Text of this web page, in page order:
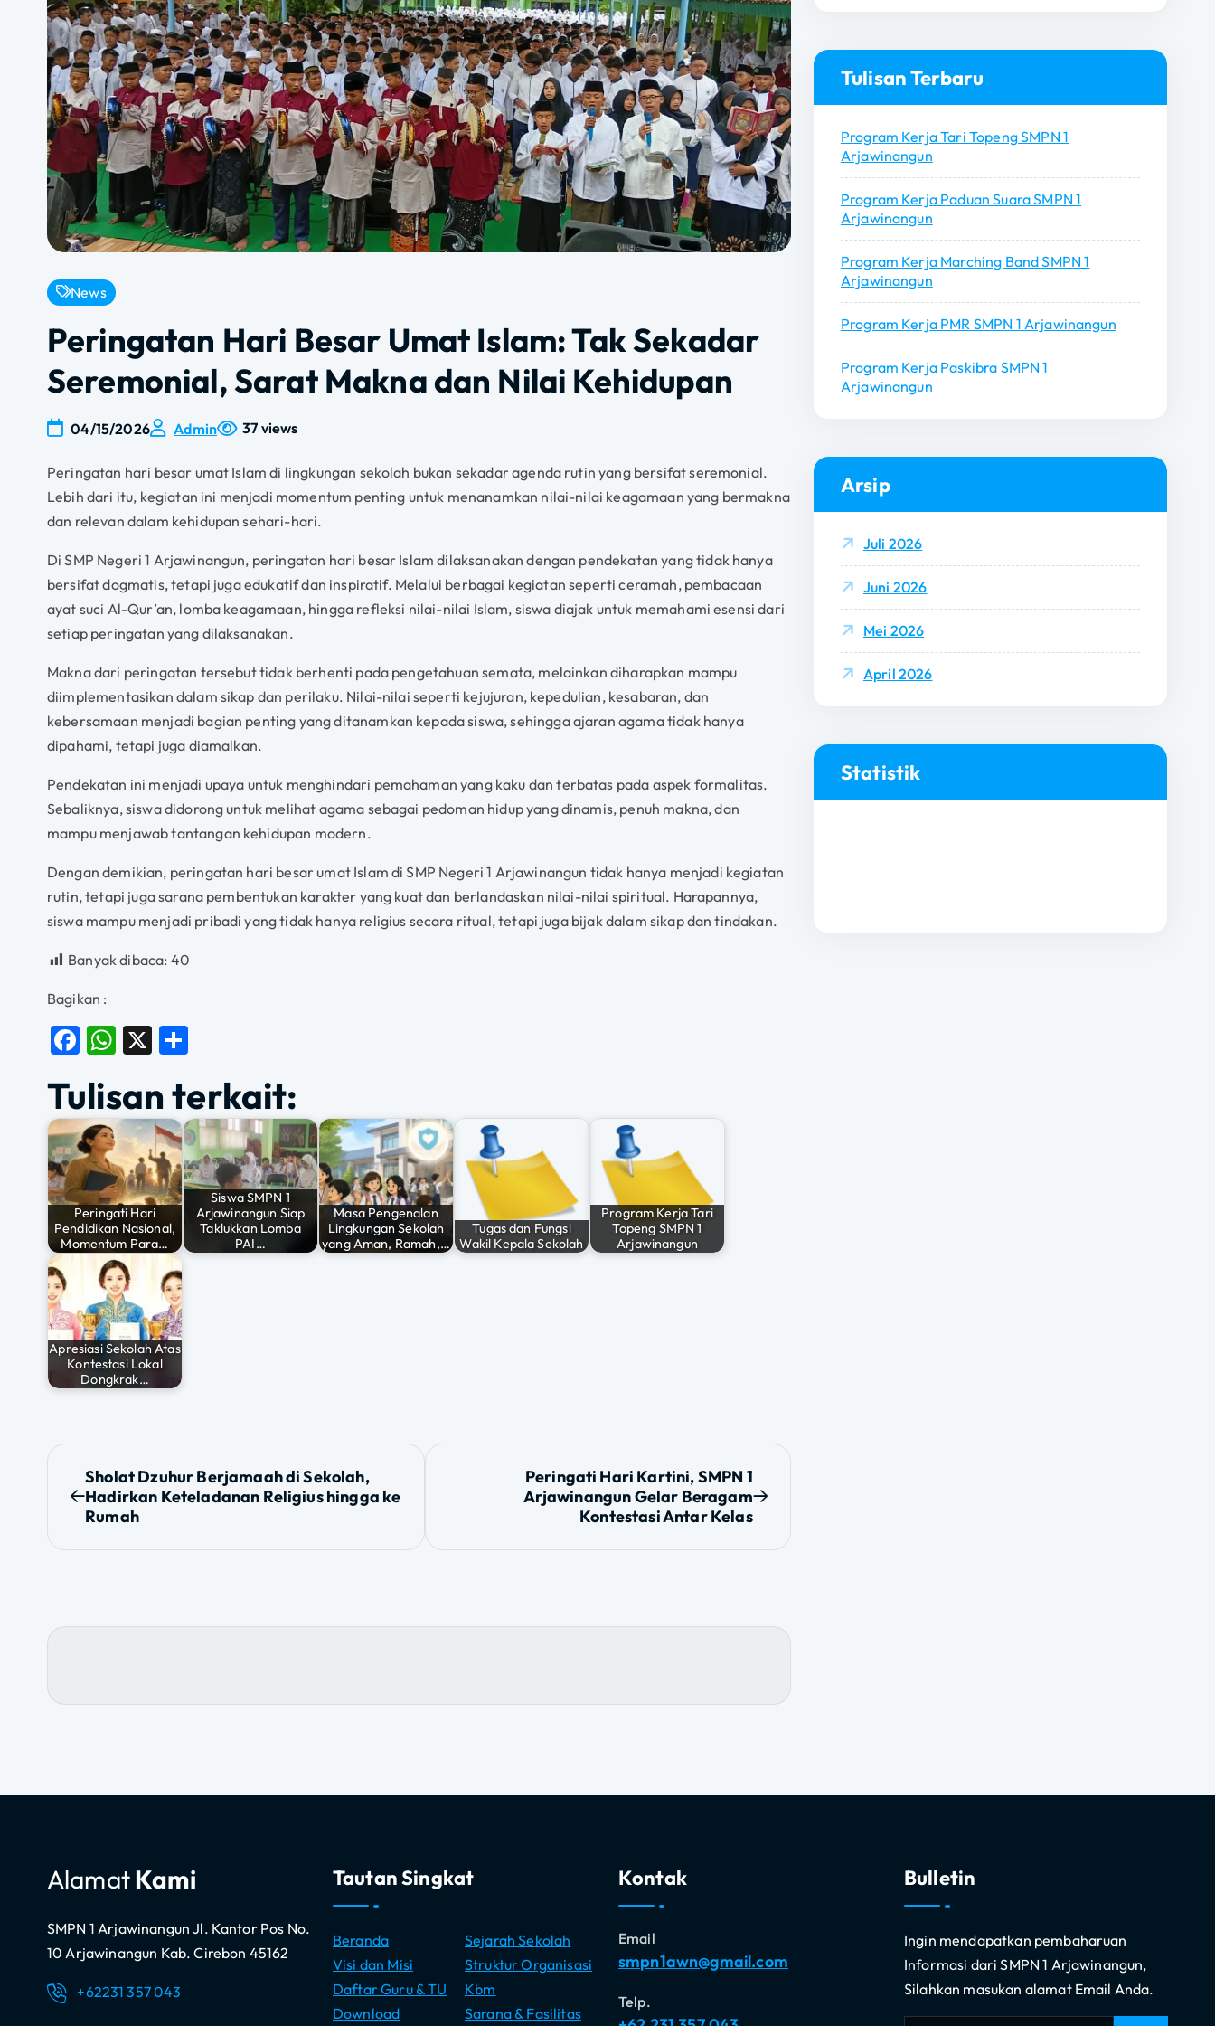
News
Peringatan Hari Besar Umat Islam: Tak Sekadar
Seremonial, Sarat Makna dan Nilai Kehidupan
04/15/2026 Admin 37 views
Peringatan hari besar umat Islam di lingkungan sekolah bukan sekadar agenda rutin yang bersifat seremonial.
Lebih dari itu, kegiatan ini menjadi momentum penting untuk menanamkan nilai-nilai keagamaan yang bermakna
dan relevan dalam kehidupan sehari-hari.
Di SMP Negeri 1 Arjawinangun, peringatan hari besar Islam dilaksanakan dengan pendekatan yang tidak hanya
bersifat dogmatis, tetapi juga edukatif dan inspiratif. Melalui berbagai kegiatan seperti ceramah, pembacaan
ayat suci Al-Qur’an, lomba keagamaan, hingga refleksi nilai-nilai Islam, siswa diajak untuk memahami esensi dari
setiap peringatan yang dilaksanakan.
Makna dari peringatan tersebut tidak berhenti pada pengetahuan semata, melainkan diharapkan mampu
diimplementasikan dalam sikap dan perilaku. Nilai-nilai seperti kejujuran, kepedulian, kesabaran, dan
kebersamaan menjadi bagian penting yang ditanamkan kepada siswa, sehingga ajaran agama tidak hanya
dipahami, tetapi juga diamalkan.
Pendekatan ini menjadi upaya untuk menghindari pemahaman yang kaku dan terbatas pada aspek formalitas.
Sebaliknya, siswa didorong untuk melihat agama sebagai pedoman hidup yang dinamis, penuh makna, dan
mampu menjawab tantangan kehidupan modern.
Dengan demikian, peringatan hari besar umat Islam di SMP Negeri 1 Arjawinangun tidak hanya menjadi kegiatan
rutin, tetapi juga sarana pembentukan karakter yang kuat dan berlandaskan nilai-nilai spiritual. Harapannya,
siswa mampu menjadi pribadi yang tidak hanya religius secara ritual, tetapi juga bijak dalam sikap dan tindakan.
Banyak dibaca: 40
Bagikan :
F
c
e
b
o
o
k
W
at
s
A
p
p
X
a
re
Tulisan terkait:
Peringati Hari
Pendidikan Nasional,
Momentum Para…
Siswa SMPN 1
Arjawinangun Siap
Taklukkan Lomba
PAI…
Masa Pengenalan
Lingkungan Sekolah
yang Aman, Ramah,…
Tugas dan Fungsi
Wakil Kepala Sekolah
Program Kerja Tari
Topeng SMPN 1
Arjawinangun
Apresiasi Sekolah Atas
Kontestasi Lokal
Dongkrak…
N
g
a
o
s
Sholat Dzuhur Berjamaah di Sekolah,
Hadirkan Keteladanan Religius hingga ke
Rumah
Peringati Hari Kartini, SMPN 1
Arjawinangun Gelar Beragam
Kontestasi Antar Kelas
u
n
k
Tulisan Terbaru
Program Kerja Tari Topeng SMPN 1
Arjawinangun
Program Kerja Paduan Suara SMPN 1
Arjawinangun
Program Kerja Marching Band SMPN 1
Arjawinangun
Program Kerja PMR SMPN 1 Arjawinangun
Program Kerja Paskibra SMPN 1
Arjawinangun
Arsip
Juli 2026
Juni 2026
Mei 2026
April 2026
Statistik
AlamatKami
SMPN 1 Arjawinangun Jl. Kantor Pos No.
10 Arjawinangun Kab. Cirebon 45162
+62231 357 043
Tautan Singkat
Beranda
Sejarah Sekolah
Visi dan Misi
Struktur Organisasi
Daftar Guru & TU
Kbm
Download
Sarana & Fasilitas
Kontak
Email
smpn1awn@gmail.com
Telp.
Bulletin
Ingin mendapatkan pembaharuan
Informasi dari SMPN 1 Arjawinangun,
Silahkan masukan alamat Email Anda.